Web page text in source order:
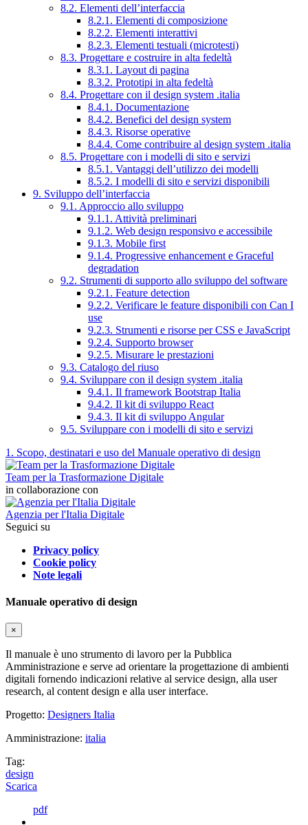
8.2. Elementi dell’interfaccia
8.2.1. Elementi di composizione
8.2.2. Elementi interattivi
8.2.3. Elementi testuali (microtesti)
8.3. Progettare e costruire in alta fedeltà
8.3.1. Layout di pagina
8.3.2. Prototipi in alta fedeltà
8.4. Progettare con il design system .italia
8.4.1. Documentazione
8.4.2. Benefici del design system
8.4.3. Risorse operative
8.4.4. Come contribuire al design system .italia
8.5. Progettare con i modelli di sito e servizi
8.5.1. Vantaggi dell’utilizzo dei modelli
8.5.2. I modelli di sito e servizi disponibili
9. Sviluppo dell’interfaccia
9.1. Approccio allo sviluppo
9.1.1. Attività preliminari
9.1.2. Web design responsivo e accessibile
9.1.3. Mobile first
9.1.4. Progressive enhancement e Graceful
degradation
9.2. Strumenti di supporto allo sviluppo del software
9.2.1. Feature detection
9.2.2. Verificare le feature disponibili con Can I
use
9.2.3. Strumenti e risorse per CSS e JavaScript
9.2.4. Supporto browser
9.2.5. Misurare le prestazioni
9.3. Catalogo del riuso
9.4. Sviluppare con il design system .italia
9.4.1. Il framework Bootstrap Italia
9.4.2. Il kit di sviluppo React
9.4.3. Il kit di sviluppo Angular
9.5. Sviluppare con i modelli di sito e servizi
1. Scopo, destinatari e uso del Manuale operativo di design
Team per la Trasformazione Digitale
in collaborazione con
Agenzia per l'Italia Digitale
Seguici su
Privacy policy
Cookie policy
Note legali
Manuale operativo di design
×
Il manuale è uno strumento di lavoro per la Pubblica
Amministrazione e serve ad orientare la progettazione di ambienti
digitali fornendo indicazioni relative al service design, alla user
research, al content design e alla user interface.
Progetto: Designers Italia
Amministrazione: italia
Tag:
design
Scarica
pdf